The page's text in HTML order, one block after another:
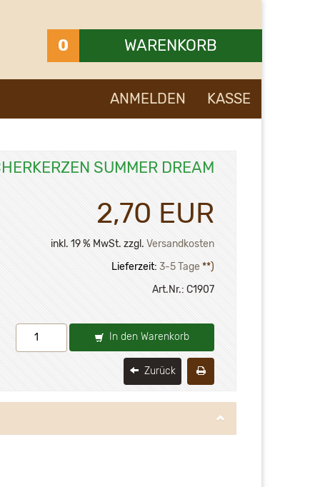
0 WARENKORB
Ihr Warenkorb ist leer.
ANMELDEN KASSE
SUMMER DREAM
2,70 EUR
inkl. 19 % MwSt. zzgl. Versandkosten
Lieferzeit: 3-5 Tage **)
Art.Nr.: C1907
In den Warenkorb
Zurück